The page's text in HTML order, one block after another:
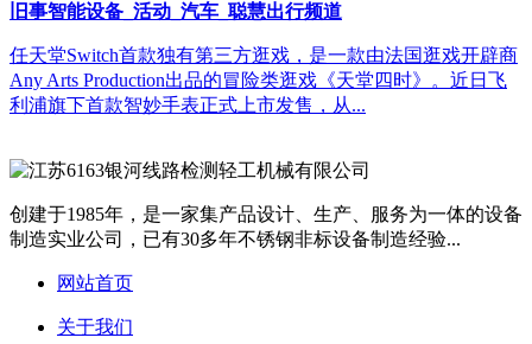
旧事智能设备_活动_汽车_聪慧出行频道
任天堂Switch首款独有第三方逛戏，是一款由法国逛戏开辟商
Any Arts Production出品的冒险类逛戏《天堂四时》。近日飞
利浦旗下首款智妙手表正式上市发售，从...
创建于1985年，是一家集产品设计、生产、服务为一体的设备
制造实业公司，已有30多年不锈钢非标设备制造经验...
网站首页
关于我们